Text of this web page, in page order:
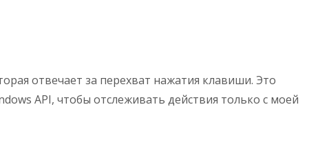
отвечает за перехват нажатия клавиши. Это
API, чтобы отслеживать действия только с моей